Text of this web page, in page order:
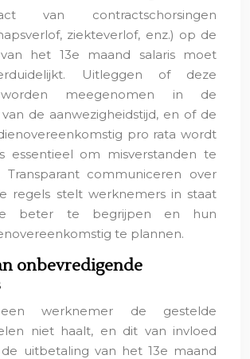
van contractschorsingen
ziekteverlof, enz.) op de
het 13e maand salaris moet
Uitleggen of deze
meegenomen in de
de aanwezigheidstijd, en of de
pro rata wordt
essentieel om misverstanden te
Transparant communiceren over
regels stelt werknemers in staat
beter te begrijpen en hun
te plannen.
onbevredigende
werknemer de gestelde
niet haalt, en dit van invloed
uitbetaling van het 13e maand